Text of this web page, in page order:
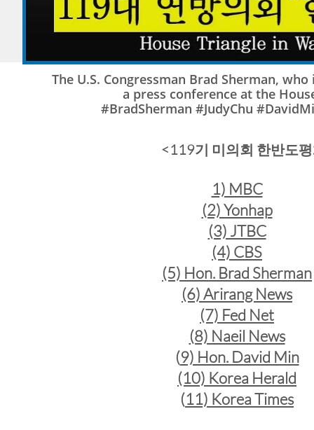
The U.S. Congressman Brad Sherman,
a press conference at the
#BradSherman #JudyChu
1) MBC
(2) Yonhap
(3) JTBC
(4) CBS
(5) Hon. Brad Sherman
(6) Arirang News
(7) Fed Net
(8) Naeil News
(9) Hon. David Min
(10) Korea Herald
(11) Korea Times
<119기 미의회 한반도